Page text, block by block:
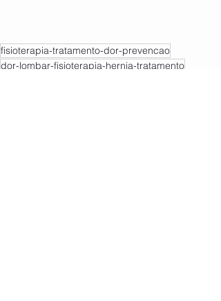
fisioterapia-tratamento-dor-prevencao
dor-lombar-fisioterapia-hernia-tratamento